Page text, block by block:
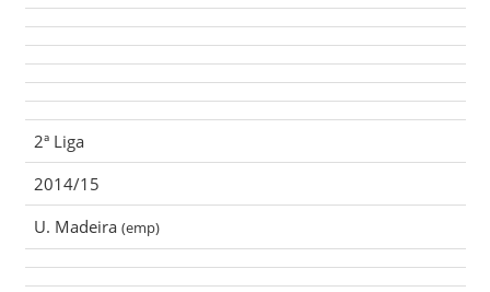
2ª Liga
2014/15
U. Madeira (emp)